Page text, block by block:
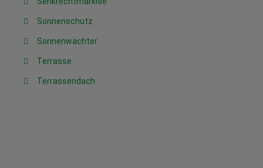
Sonnenschutz
Sonnenwächter
Terrasse
Terrassendach